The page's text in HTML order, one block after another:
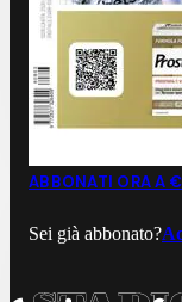
ABBONATI ORA A
Sei già abbonato?